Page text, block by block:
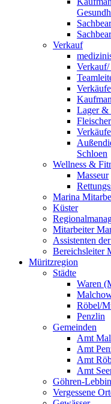
Verkauf
Verkauf/
Lager &
Schloen
Wellness &
Masseur
Marina
Küster
Mitarbeiter
Assistenten
Bereichsleiter
Müritzregion
Städte
Waren
Röbel/
Penzlin
Gemeinden
Amt
Amt
Amt
Amt
Göhren-
Vergessene